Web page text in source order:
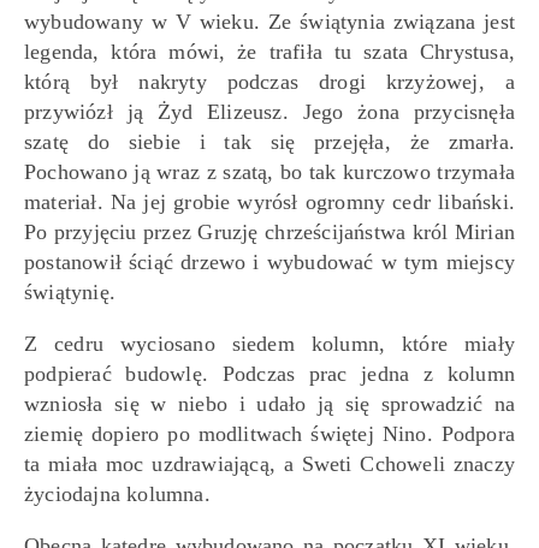
wybudowany w V wieku. Ze świątynia związana jest
legenda, która mówi, że trafiła tu szata Chrystusa,
którą był nakryty podczas drogi krzyżowej, a
przywiózł ją Żyd Elizeusz. Jego żona przycisnęła
szatę do siebie i tak się przejęła, że zmarła.
Pochowano ją wraz z szatą, bo tak kurczowo trzymała
materiał. Na jej grobie wyrósł ogromny cedr libański.
Po przyjęciu przez Gruzję chrześcijaństwa król Mirian
postanowił ściąć drzewo i wybudować w tym miejscy
świątynię.
Z cedru wyciosano siedem kolumn, które miały
podpierać budowlę. Podczas prac jedna z kolumn
wzniosła się w niebo i udało ją się sprowadzić na
ziemię dopiero po modlitwach świętej Nino. Podpora
ta miała moc uzdrawiającą, a Sweti Cchoweli znaczy
życiodajna kolumna.